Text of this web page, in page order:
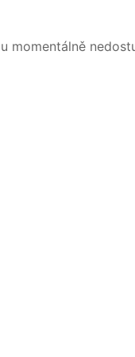
momentálně